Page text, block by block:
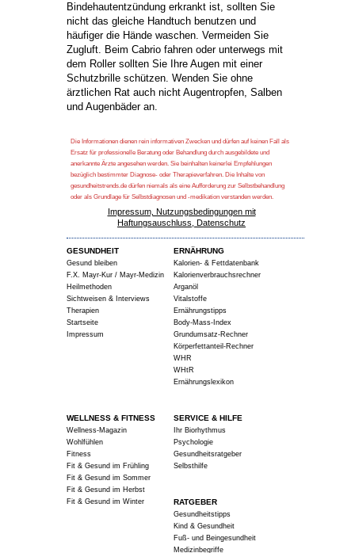
Bindehautentzündung erkrankt ist, sollten Sie
nicht das gleiche Handtuch benutzen und
häufiger die Hände waschen. Vermeiden Sie
Zugluft. Beim Cabrio fahren oder unterwegs mit
dem Roller sollten Sie Ihre Augen mit einer
Schutzbrille schützen. Wenden Sie ohne
ärztlichen Rat auch nicht Augentropfen, Salben
und Augenbäder an.
Die Informationen dienen rein informativen Zwecken und dürfen auf keinen Fall als
Ersatz für professionelle Beratung oder Behandlung durch ausgebildete und
anerkannte Ärzte angesehen werden. Sie beinhalten keinerlei Empfehlungen
bezüglich bestimmter Diagnose- oder Therapieverfahren. Die Inhalte von
gesundheitstrends.de dürfen niemals als eine Aufforderung zur Selbstbehandlung
oder als Grundlage für Selbstdiagnosen und -medikation verstanden werden.
Impressum, Nutzungsbedingungen mit
Haftungsauschluss, Datenschutz
GESUNDHEIT
Gesund bleiben
F.X. Mayr-Kur / Mayr-Medizin
Heilmethoden
Sichtweisen & Interviews
Therapien
Startseite
Impressum
ERNÄHRUNG
Kalorien- & Fettdatenbank
Kalorienverbrauchsrechner
Arganöl
Vitalstoffe
Ernährungstipps
Body-Mass-Index
Grundumsatz-Rechner
Körperfettanteil-Rechner
WHR
WHtR
Ernährungslexikon
WELLNESS & FITNESS
Wellness-Magazin
Wohlfühlen
Fitness
Fit & Gesund im Frühling
Fit & Gesund im Sommer
Fit & Gesund im Herbst
Fit & Gesund im Winter
SERVICE & HILFE
Ihr Biorhythmus
Psychologie
Gesundheitsratgeber
Selbsthilfe
RATGEBER
Gesundheitstipps
Kind & Gesundheit
Fuß- und Beingesundheit
Medizinbegriffe